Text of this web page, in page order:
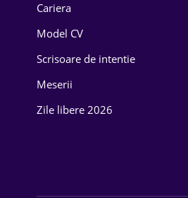
Energetică
Farma
Cariera
Model CV
Scrisoare de intentie
Meserii
Zile libere 2026